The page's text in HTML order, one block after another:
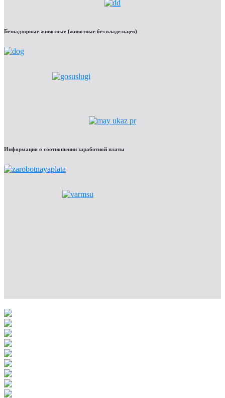
Безнадзорные животные (животные без владельцев)
Информация о соотношении заработной платы